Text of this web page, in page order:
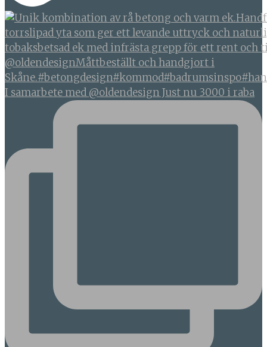
I samarbete med @oldendesign Just nu 3000 i raba